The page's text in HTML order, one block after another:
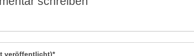
veröffentlicht)*